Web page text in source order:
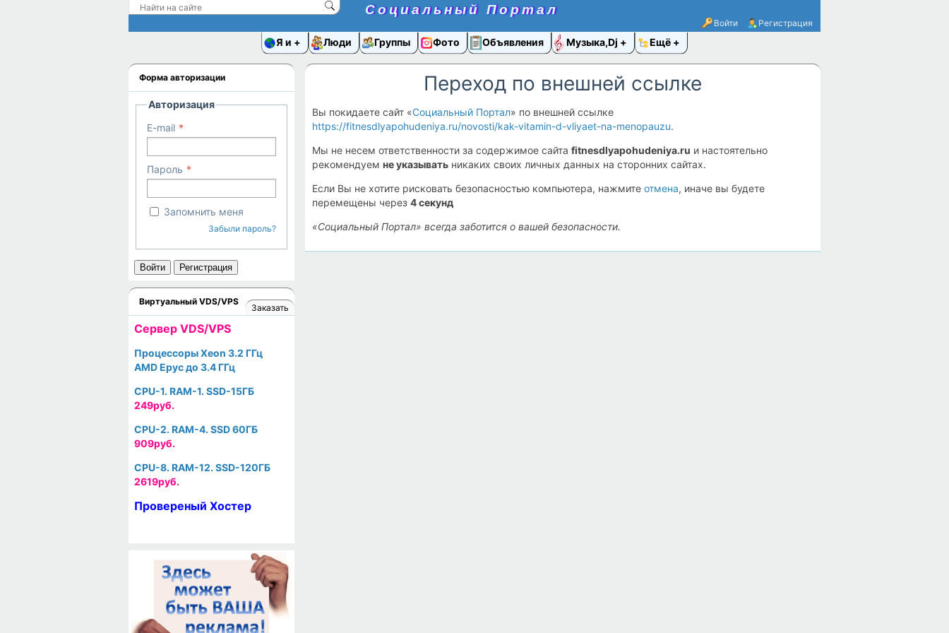
Социальный Портал
Войти Регистрация
Я и Люди Группы Фото Объявления Музыка,Dj Ещё
Переход по внешней ссылке
Вы покидаете сайт «Социальный Портал» по внешней ссылке
https://fitnesdlyapohudeniya.ru/novosti/kak-vitamin-d-vliyaet-na-menopauzu.
Мы не несем ответственности за содержимое сайта fitnesdlyapohudeniya.ru и настоятельно
рекомендуем не указывать никаких своих личных данных на сторонних сайтах.
Если Вы не хотите рисковать безопасностью компьютера, нажмите отмена, иначе вы будете
перемещены через 4секунд
«Социальный Портал» всегда заботится о вашей безопасности.
Форма авторизации
Авторизация
E-mail
Пароль
Запомнить меня
Забыли пароль?
Войти Регистрация
Виртуальный VDS/VPS
Заказать
Cервер VDS/VPS
Процессоры Xeon 3.2 ГГц
AMD Epyc до 3.4 ГГц
CPU-1. RAM-1. SSD-15ГБ
249руб.
CPU-2. RAM-4. SSD 60ГБ
909руб.
CPU-8. RAM-12. SSD-120ГБ
2619руб.
Провереный Хостер